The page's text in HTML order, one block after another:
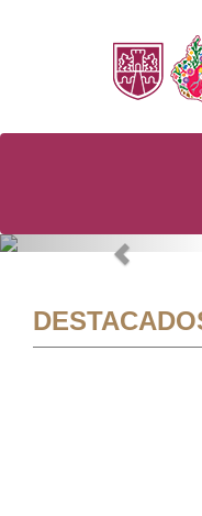
Previous